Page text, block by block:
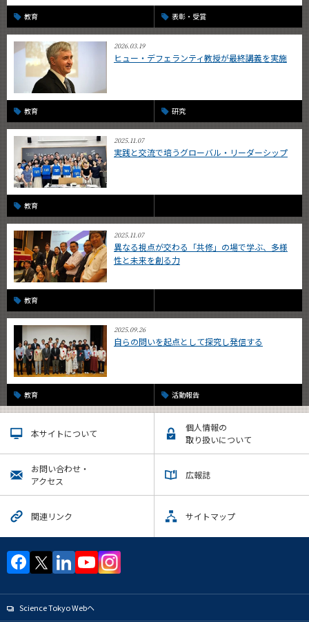
教育 表彰・受賞
2026.03.19
ヒュー・デフェランティ教授が最終講義を実施
教育 研究
2025.11.07
実践と交流で培うグローバル・リーダーシップ
教育
2025.11.07
異なる視点が交わる「共修」の場で学ぶ、多様
性と未来を創る力
教育
2025.09.26
自らの問いを起点として探究し発信する
教育 活動報告
本サイトについて
個人情報の
取り扱いについて
お問い合わせ・
アクセス
広報誌
関連リンク サイトマップ
Science Tokyo Webヘ